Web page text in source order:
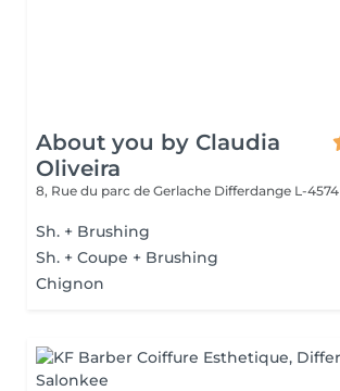
About you by Claudia
Oliveira
8, Rue du parc de Gerlache Differdange L-4574
Sh. + Brushing
Sh. + Coupe + Brushing
Chignon